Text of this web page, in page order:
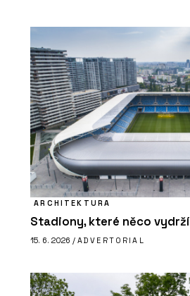
ARCHITEKTURA
Stadiony, které něco vydrží
15. 6. 2026 / ADVERTORIAL